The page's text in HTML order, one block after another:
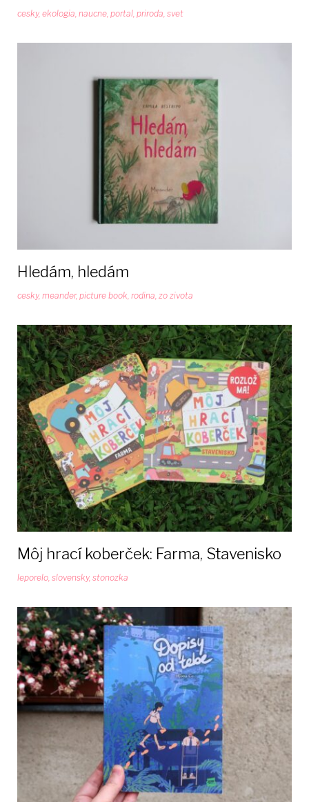
cesky, ekologia, naucne, portal, priroda, svet
Hledám, hledám
cesky, meander, picture book, rodina, zo zivota
Môj hrací koberček: Farma, Stavenisko
leporelo, slovensky, stonozka